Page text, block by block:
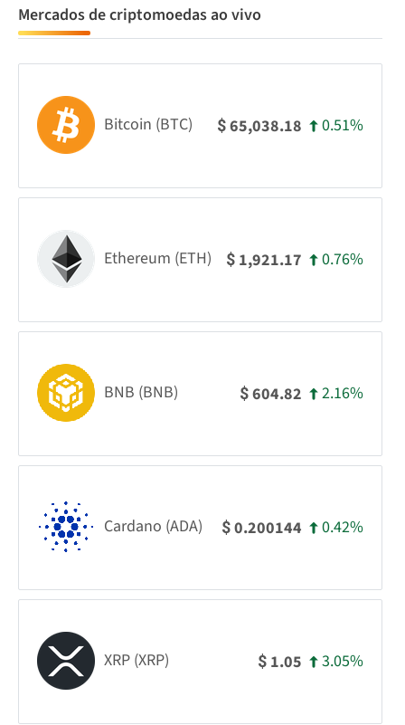
Mercados de criptomoedas ao vivo
Bitcoin (BTC) $65,038.18 0.51%
Ethereum (ETH) $ 1,921.17 0.76%
BNB (BNB) $604.82 2.16%
Cardano (ADA) $0.200144 0.42%
XRP (XRP) $ 1.05 3.05%